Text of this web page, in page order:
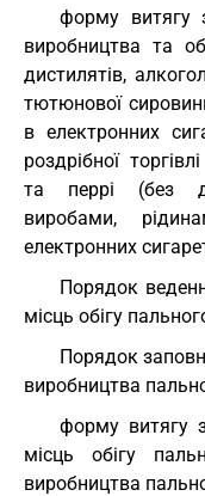
форму витягу
виробництва та
дистилятів,
тютюнової
в електронних
роздрібної
та перрі (без
виробами,
електронних
Порядок
місць обігу
Порядок
виробництва
форму витягу
місць обігу
виробництва